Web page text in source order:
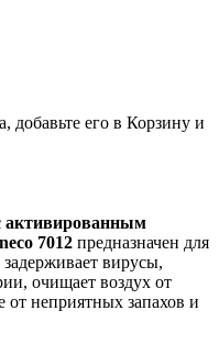
добавьте его в Корзину и
7012 предназначен для
вирусы,
очищает воздух от
от неприятных запахов и